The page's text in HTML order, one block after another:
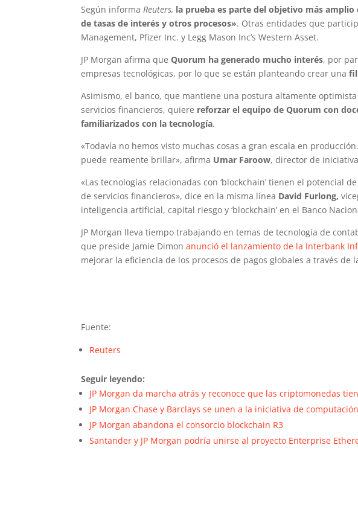
Según informaReuters, la prueba es parte del objetivo más
de tasas de interés y otros procesos». Otras entidades que
Management, Pfizer Inc. y Legg Mason Inc’s Western Asset.
JP Morgan afirma queQuorum ha generado mucho interés, por
empresas tecnológicas, por lo que se están planteando crear una
Asimismo, el banco, que mantiene una postura altamente optimista
servicios financieros, quiere reforzar el equipo de Quorum con
familiarizados con la tecnología.
«Todavía no hemos visto muchas cosas a gran escala en
puede reamente brillar», afirma Umar Faroow, director de
«Las tecnologías relacionadas con ‘blockchain’ tienen el potencial
de servicios financieros», dice en la misma línea David Furlong,
inteligencia artificial, capital riesgo y ‘blockchain’ en el Banco
JP Morgan lleva tiempo trabajando en temas de tecnología de
que preside Jamie Dimonanunció el lanzamiento de la Interbank
mejorar la eficiencia de los procesos de pagos globales a través de
Fuente:
Reuters
Seguir leyendo:
JP Morgan da marcha atrás y reconoce que las criptomonedas
JP Morgan Chase y Barclays se unen a la iniciativa de
JP Morgan abandona el consorcio blockchain R3
Santander y JP Morgan podría unirse al proyecto Enterprise